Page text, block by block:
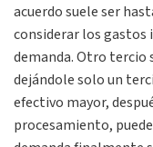
acuerdo suele ser
considerar los gastos
demanda. Otro tercio
dejándole solo un
efectivo mayor,
procesamiento,